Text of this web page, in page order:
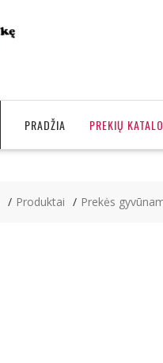
PRADŽIA PREKIŲ
Produktai Prekės